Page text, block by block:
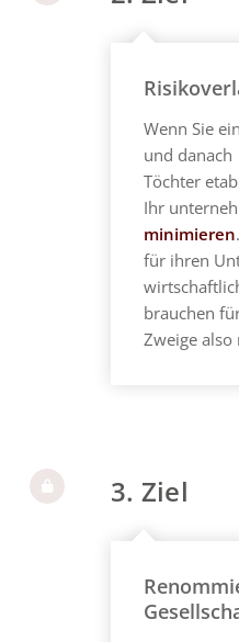
Wenn Sie
und
Töchter
Ihr
minimieren
für ihren
brauchen
Zweige
3. Ziel